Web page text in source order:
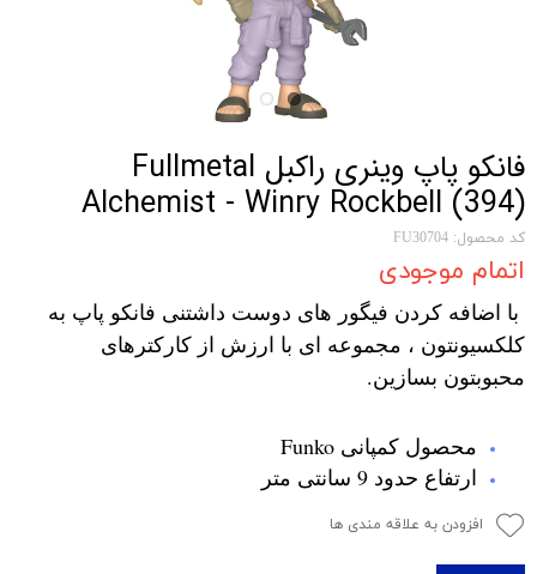
فانکو پاپ وینری راکبل Fullmetal
Alchemist - Winry Rockbell (394)
کد محصول: FU30704
اتمام موجودی
با اضافه کردن فیگور های دوست داشتنی فانکو پاپ به
کلکسیونتون ، مجموعه ای با ارزش از کارکترهای
محبوبتون بسازین.
محصول کمپانی Funko
ارتفاع حدود 9 سانتی متر
افزودن به علاقه مندی ها